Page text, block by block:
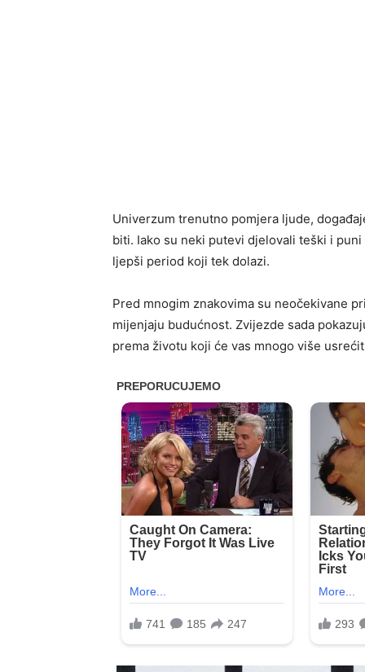
Univerzum trenutno pomjera ljude,
biti. Iako su neki putevi djelovali teški i
ljepši period koji tek dolazi.
Pred mnogim znakovima su neočekivane
mijenjaju budućnost. Zvijezde sada
prema životu koji će vas mnogo više